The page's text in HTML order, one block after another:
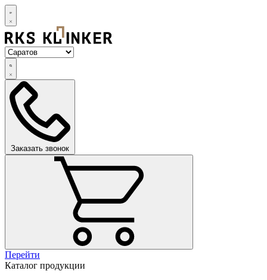
Заказать звонок
Перейти
Каталог продукции